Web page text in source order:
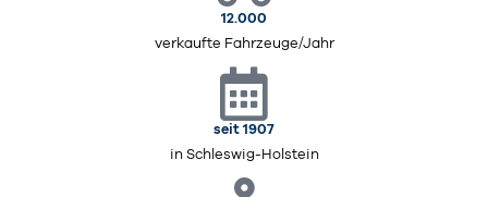
12.000
verkaufte Fahrzeuge/Jahr
seit 1907
in Schleswig-Holstein